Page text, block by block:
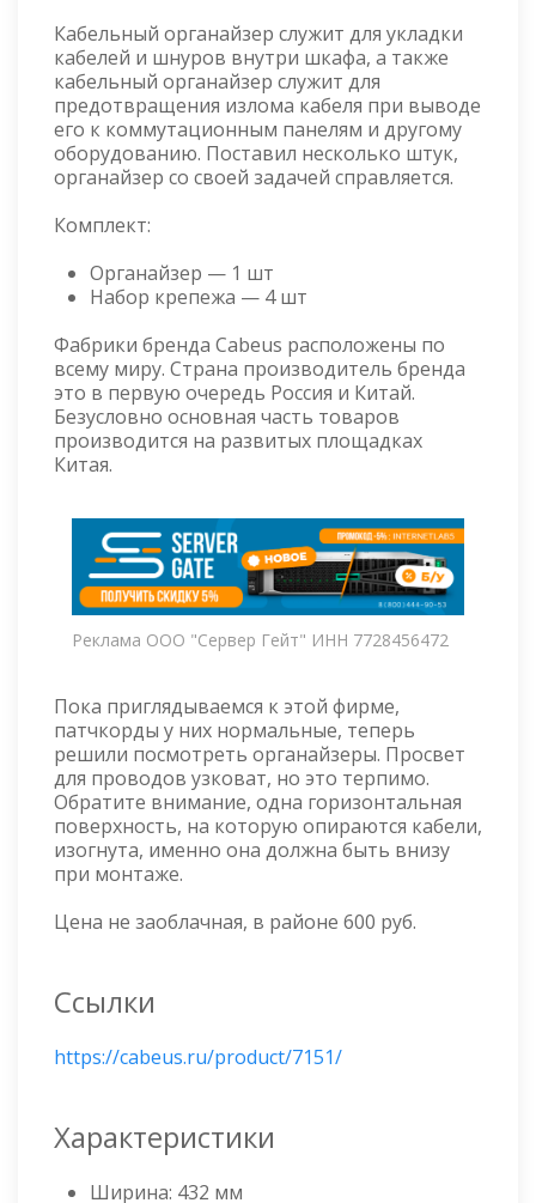
Кабельный органайзер служит для укладки
кабелей и шнуров внутри шкафа, а также
кабельный органайзер служит для
предотвращения излома кабеля при выводе
его к коммутационным панелям и другому
оборудованию. Поставил несколько штук,
органайзер со своей задачей справляется.
Комплект:
Органайзер — 1 шт
Набор крепежа — 4 шт
Фабрики бренда Cabeus расположены по
всему миру. Страна производитель бренда
это в первую очередь Россия и Китай.
Безусловно основная часть товаров
производится на развитых площадках
Китая.
Реклама ООО "Сервер Гейт" ИНН 7728456472
Пока приглядываемся к этой фирме,
патчкорды у них нормальные, теперь
решили посмотреть органайзеры. Просвет
для проводов узковат, но это терпимо.
Обратите внимание, одна горизонтальная
поверхность, на которую опираются кабели,
изогнута, именно она должна быть внизу
при монтаже.
Цена не заоблачная, в районе 600 руб.
Ссылки
https://cabeus.ru/product/7151/
Характеристики
Ширина: 432 мм